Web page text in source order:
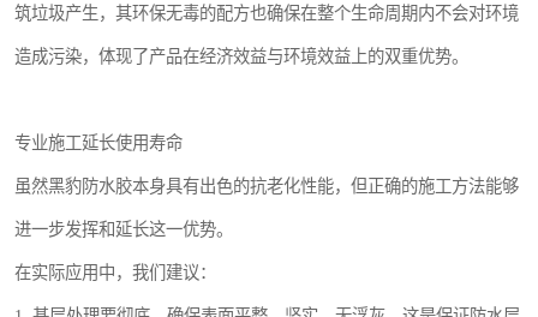
筑垃圾产生，其环保无毒的配方也确保在整个生命周期内不会对环境
造成污染，体现了产品在经济效益与环境效益上的双重优势。
专业施工延长使用寿命
虽然黑豹防水胶本身具有出色的抗老化性能，但正确的施工方法能够
进一步发挥和延长这一优势。
在实际应用中，我们建议：